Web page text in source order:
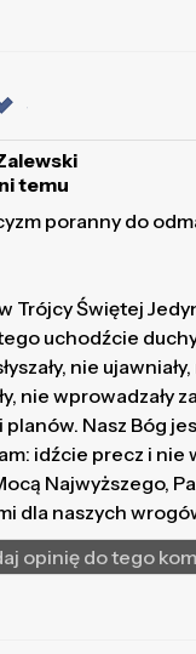
temu
poranny do
Trójcy Świętej
uchodźcie
nie
nie wprowadzały
planów. Nasz Bóg
idźcie precz i nie
Najwyższego,
dla naszych
opinię do tego